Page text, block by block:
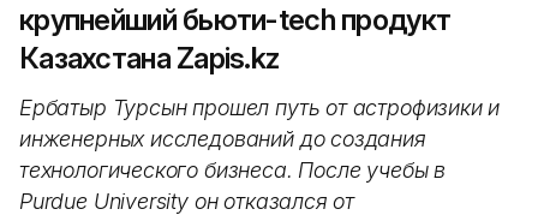
крупнейший бьюти-tech продукт
Казахстана Zapis.kz
Ербатыр Турсын прошел путь от астрофизики и
инженерных исследований до создания
технологического бизнеса. После учебы в
Purdue University он отказался от